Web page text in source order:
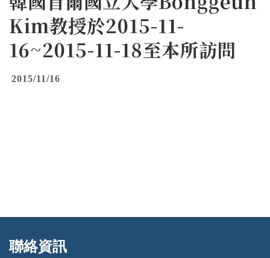
Kim教授於2015-11-
16~2015-11-18至本所訪問
2015/11/16
:::
聯絡資訊